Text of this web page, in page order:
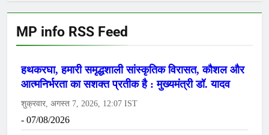
MP info RSS Feed